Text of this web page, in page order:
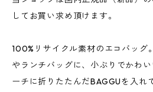
してお買い求め頂けます。
100%リサイクル素材のエコバッグ
やランチバッグに、小ぶりでかわ
ーチに折りたたんだBAGGUを入れ